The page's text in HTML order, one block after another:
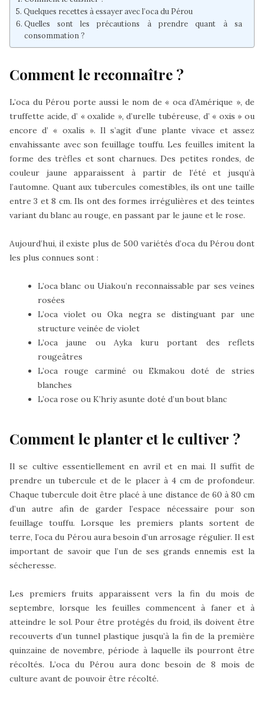
Quelques recettes à essayer avec l’oca du Pérou
Quelles sont les précautions à prendre quant à sa
consommation ?
Comment le reconnaître ?
L’oca du Pérou porte aussi le nom de « oca d’Amérique », de
truffette acide, d’ « oxalide », d’urelle tubéreuse, d’ « oxis » ou
encore d’ « oxalis ». Il s’agit d’une plante vivace et assez
envahissante avec son feuillage touffu. Les feuilles imitent la
forme des trèfles et sont charnues. Des petites rondes, de
couleur jaune apparaissent à partir de l’été et jusqu’à
l’automne. Quant aux tubercules comestibles, ils ont une taille
entre 3 et 8 cm. Ils ont des formes irrégulières et des teintes
variant du blanc au rouge, en passant par le jaune et le rose.
Aujourd’hui, il existe plus de 500 variétés d’oca du Pérou dont
les plus connues sont :
L’oca blanc ou Uiakou’n reconnaissable par ses veines
rosées
L’oca violet ou Oka negra se distinguant par une
structure veinée de violet
L’oca jaune ou Ayka kuru portant des reflets
rougeâtres
L’oca rouge carminé ou Ekmakou doté de stries
blanches
L’oca rose ou K’hriy asunte doté d’un bout blanc
Comment le planter et le cultiver ?
Il se cultive essentiellement en avril et en mai. Il suffit de
prendre un tubercule et de le placer à 4 cm de profondeur.
Chaque tubercule doit être placé à une distance de 60 à 80 cm
d’un autre afin de garder l’espace nécessaire pour son
feuillage touffu. Lorsque les premiers plants sortent de
terre, l’oca du Pérou aura besoin d’un arrosage régulier. Il est
important de savoir que l’un de ses grands ennemis est la
sécheresse.
Les premiers fruits apparaissent vers la fin du mois de
septembre, lorsque les feuilles commencent à faner et à
atteindre le sol. Pour être protégés du froid, ils doivent être
recouverts d’un tunnel plastique jusqu’à la fin de la première
quinzaine de novembre, période à laquelle ils pourront être
récoltés. L’oca du Pérou aura donc besoin de 8 mois de
culture avant de pouvoir être récolté.